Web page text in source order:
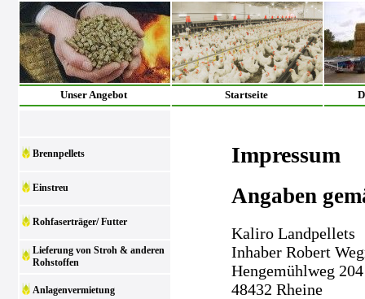
Unser Angebot Startseite
Brennpellets
Einstreu
Rohfaserträger/ Futter
Lieferung von Stroh & anderen
Rohstoffen
Anlagenvermietung
Impressum
Angaben
Kaliro Landpellets
Inhaber Robert
Hengemühlweg 204
48432 Rheine